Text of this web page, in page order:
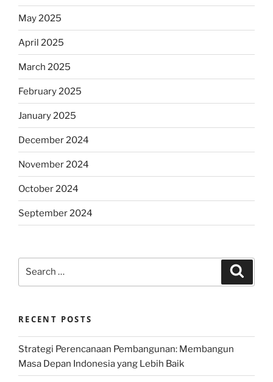
May 2025
April 2025
March 2025
February 2025
January 2025
December 2024
November 2024
October 2024
September 2024
RECENT POSTS
Strategi Perencanaan Pembangunan: Membangun
Masa Depan Indonesia yang Lebih Baik